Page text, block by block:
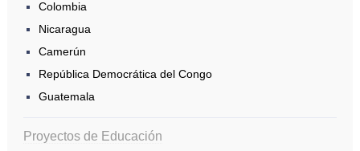
Colombia
Nicaragua
Camerún
República Democrática del Congo
Guatemala
Proyectos de Educación